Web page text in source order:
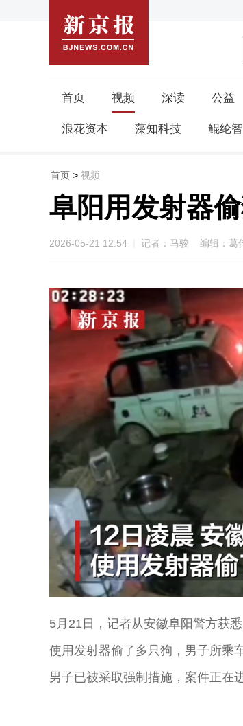
首页 视频 深读 公益
浪花资本 藻知科技 鲲纶
首页 > 视频
阜阳用发射器
2026-05-21 12:54 记者：马骏 编辑：葛
Unmute
5月21日，记者从安徽阜阳警方获
使用发射器偷了多只狗，男子所乘
男子已被采取强制措施，案件正在